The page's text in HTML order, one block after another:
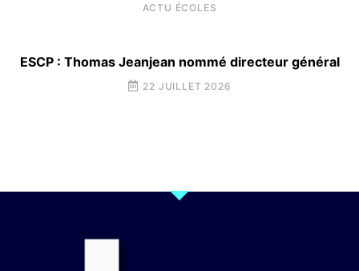
ACTU ÉCOLES
ESCP : Thomas Jeanjean nommé directeur général
22 JUILLET 2026